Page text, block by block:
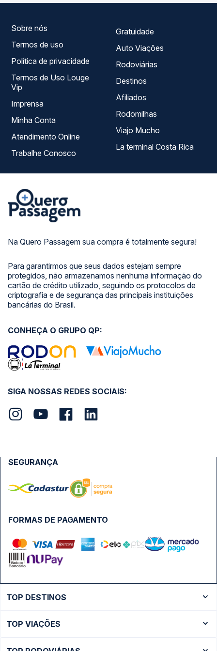
Na Quero Passagem sua compra é totalmente segura!
Para garantirmos que seus dados estejam sempre
protegidos, não armazenamos nenhuma informação do
cartão de crédito utilizado, seguindo os protocolos de
criptografia e de segurança das principais instituições
bancárias do Brasil.
Sobre nós
Termos de uso
Política de privacidade
Termos de Uso Louge
Vip
Imprensa
Minha Conta
Atendimento Online
Trabalhe Conosco
Gratuidade
Auto Viações
Rodoviárias
Destinos
Afiliados
Rodomilhas
Viajo Mucho
La terminal Costa Rica
SIGA NOSSAS REDES SOCIAIS:
CONHEÇA O GRUPO QP:
FORMAS DE PAGAMENTO
SEGURANÇA
TOP DESTINOS
Ônibus São Paulo
TOP VIAÇÕES